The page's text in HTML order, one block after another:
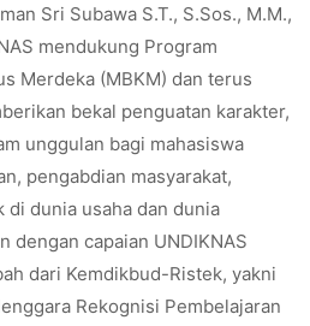
Sri Subawa S.T., S.Sos., M.M.,
mendukung Program
Merdeka (MBKM) dan terus
bekal penguatan karakter,
unggulan bagi mahasiswa
pengabdian masyarakat,
dunia usaha dan dunia
dengan capaian UNDIKNAS
dari Kemdikbud-Ristek, yakni
Rekognisi Pembelajaran